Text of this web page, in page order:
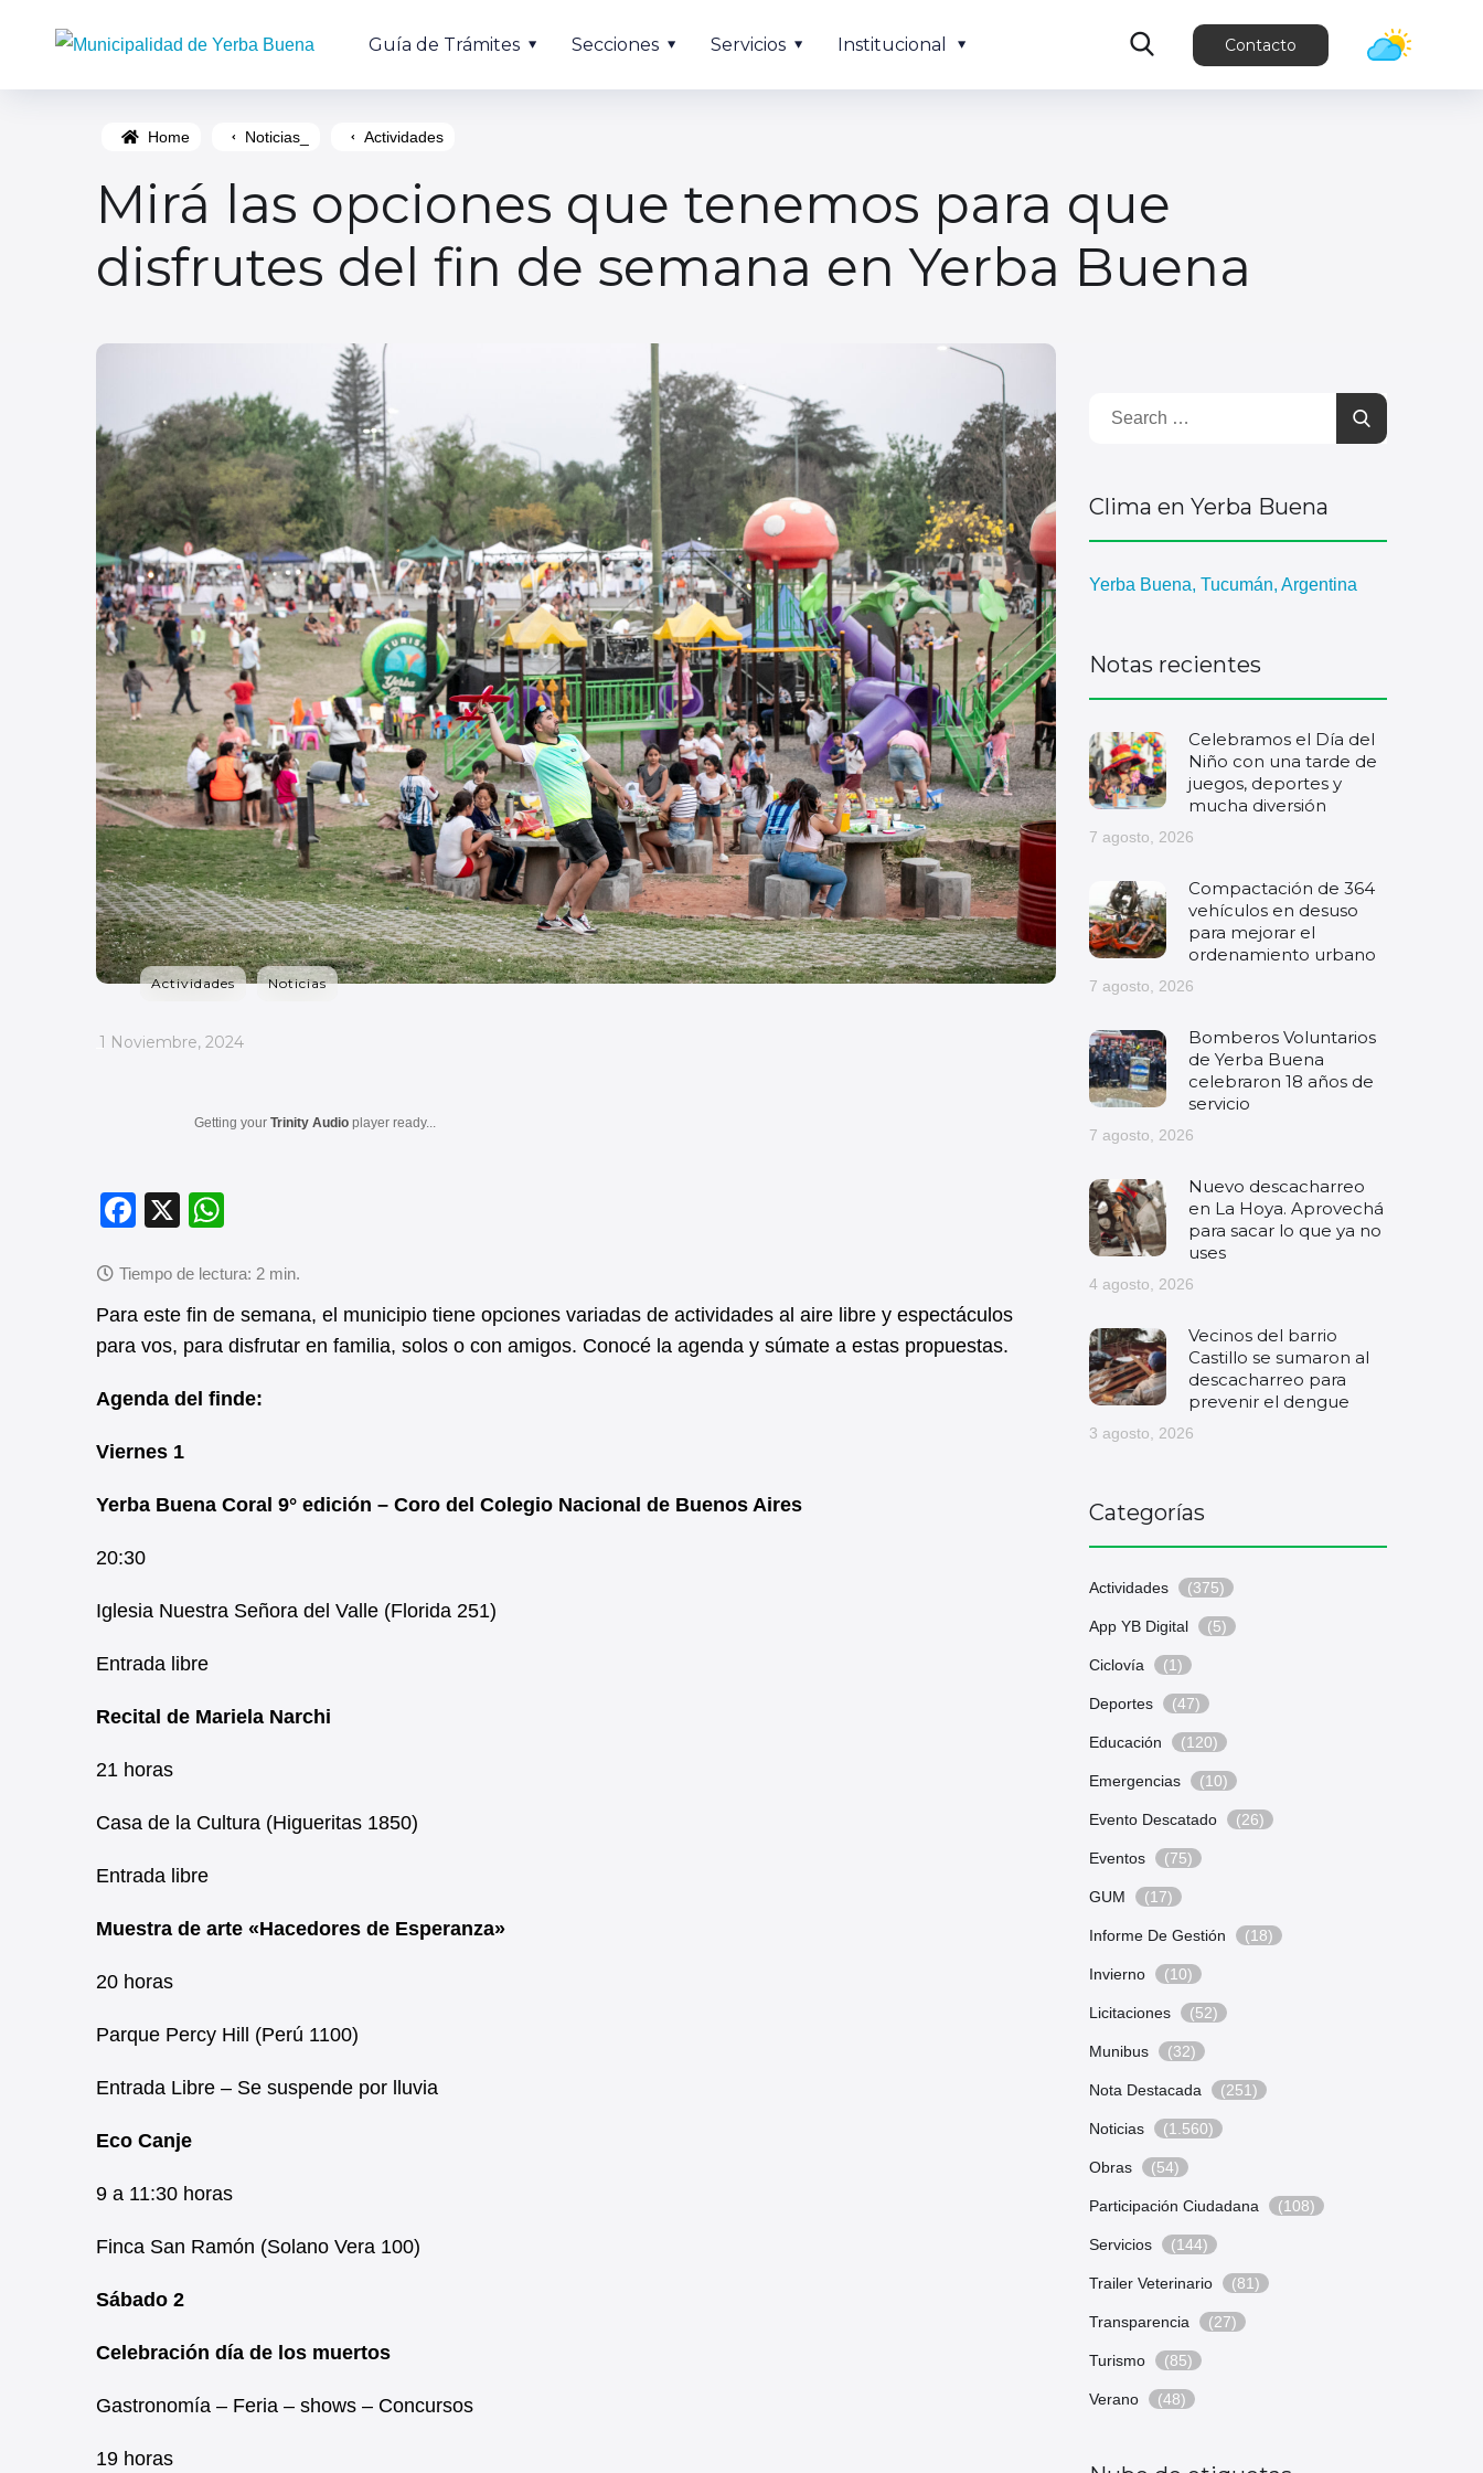
Guía de Trámites Secciones Servicios Institucional Contacto
Home Noticias_ Actividades
Mirá las opciones que tenemos para que
disfrutes del fin de semana en Yerba Buena
Actividades Noticias
_1 Noviembre, 2024
Getting your Trinity Audio player ready...
F
c
e
b
o
k
X
at
s
A
p
Para este fin de semana, el municipio tiene opciones variadas de actividades al aire libre y espectáculos
para vos, para disfrutar en familia, solos o con amigos. Conocé la agenda y súmate a estas propuestas.
Agenda del finde:
Viernes 1
Yerba Buena Coral 9° edición – Coro del Colegio Nacional de Buenos Aires
20:30
Iglesia Nuestra Señora del Valle (Florida 251)
Entrada libre
Recital de Mariela Narchi
21 horas
Casa de la Cultura (Higueritas 1850)
Entrada libre
Muestra de arte «Hacedores de Esperanza»
20 horas
Parque Percy Hill (Perú 1100)
Entrada Libre – Se suspende por lluvia
Eco Canje
9 a 11:30 horas
Finca San Ramón (Solano Vera 100)
Sábado 2
Celebración día de los muertos
Gastronomía – Feria – shows – Concursos
19 horas
Clima en Yerba Buena
Yerba Buena, Tucumán, Argentina
Notas recientes
Celebramos el Día del
Niño con una tarde de
juegos, deportes y
mucha diversión
7 agosto, 2026
Compactación de 364
vehículos en desuso
para mejorar el
ordenamiento urbano
7 agosto, 2026
Bomberos Voluntarios
de Yerba Buena
celebraron 18 años de
servicio
7 agosto, 2026
Nuevo descacharreo
en La Hoya. Aprovechá
para sacar lo que ya no
uses
4 agosto, 2026
Vecinos del barrio
Castillo se sumaron al
descacharreo para
prevenir el dengue
3 agosto, 2026
Categorías
Actividades (375)
App YB Digital (5)
Ciclovía (1)
Deportes (47)
Educación (120)
Emergencias (10)
Evento Descatado (26)
Eventos (75)
GUM (17)
Informe De Gestión (18)
Invierno (10)
Licitaciones (52)
Munibus (32)
Nota Destacada (251)
Noticias (1.560)
Obras (54)
Participación Ciudadana (108)
Servicios (144)
Trailer Veterinario (81)
Transparencia (27)
Turismo (85)
Verano (48)